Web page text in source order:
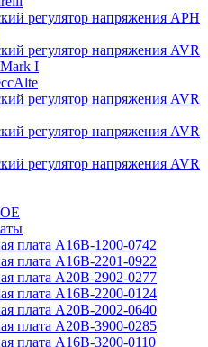
регулятор напряжения АРН
регулятор напряжения AVR
I
регулятор напряжения AVR
регулятор напряжения AVR
регулятор напряжения AVR
плата A16B-1200-0742
плата A16B-2201-0922
плата A20B-2902-0277
плата A16B-2200-0124
плата A20B-2002-0640
плата A20B-3900-0285
плата A16B-3200-0110